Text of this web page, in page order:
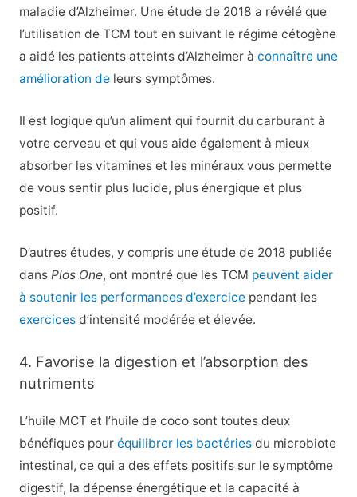
maladie d’Alzheimer. Une étude de 2018 a révélé que
l’utilisation de TCM tout en suivant le régime cétogène
a aidé les patients atteints d’Alzheimer à connaître une
amélioration deleurs symptômes.
Il est logique qu’un aliment qui fournit du carburant à
votre cerveau et qui vous aide également à mieux
absorber les vitamines et les minéraux vous permette
de vous sentir plus lucide, plus énergique et plus
positif.
D’autres études, y compris une étude de 2018 publiée
dans Plos One, ont montré que les TCM peuvent aider
à soutenir les performances d’exercicependant les
exercicesd’intensité modérée et élevée.
4. Favorise la digestion et l’absorption des
nutriments
L’huile MCT et l’huile de coco sont toutes deux
bénéfiques pour équilibrer les bactériesdu microbiote
intestinal, ce qui a des effets positifs sur le symptôme
digestif, la dépense énergétique et la capacité à